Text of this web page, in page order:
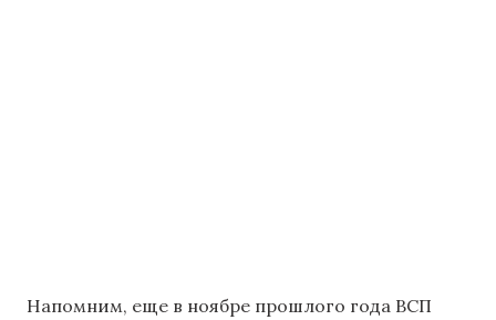
Напомним, еще в ноябре прошлого года ВСП